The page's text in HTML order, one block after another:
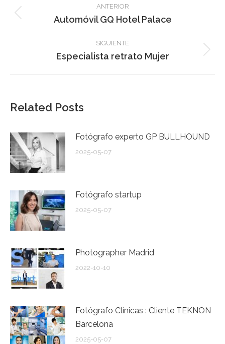
entre
publicaciones
ANTERIOR
Publicación
Automóvil GQ Hotel Palace
SIGUIENTE
Publicación
Especialista retrato Mujer
Related Posts
Fotógrafo experto GP BULLHOUND
2025-05-07
Fotógrafo startup
2025-05-07
Photographer Madrid
2022-10-10
Fotógrafo Clínicas : Cliente TEKNON
Barcelona
2025-05-07